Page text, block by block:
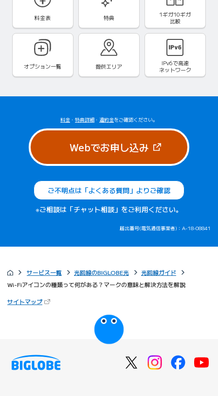
料金表 特典
1ギガ10ギガ
比較
オプション一覧 提供エリア IPv6で高速
ネットワーク
料金 ・ 特典詳細 ・ 違約金をご確認ください。
Webでお申し込み（新しいタブ
ご不明点は「よくある質問」よりご確認
※ご相談は「チャット相談」をご利用ください。
届出番号(電気通信事業者)：A-18-08841
サービス一覧 光回線のBIGLOBE光
光回線ガイド
Wi-Fiアイコンの種類って何がある？マークの意味と解決方法を解説
サイトマップ（新しいタブで開きます）
びっぷるのページ